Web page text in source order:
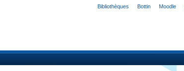
Bibliothèques Bottin Moodle